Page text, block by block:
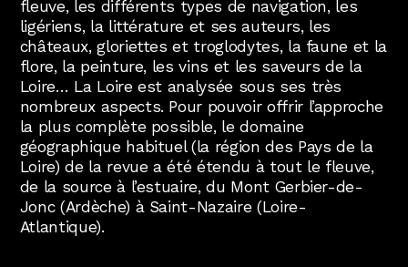
fleuve, les différents types de navigation, les
ligériens, la littérature et ses auteurs, les
châteaux, gloriettes et troglodytes, la faune et la
flore, la peinture, les vins et les saveurs de la
Loire… La Loire est analysée sous ses très
nombreux aspects. Pour pouvoir offrir l’approche
la plus complète possible, le domaine
géographique habituel (la région des Pays de la
Loire) de la revue a été étendu à tout le fleuve,
de la source à l’estuaire, du Mont Gerbier-de-
Jonc (Ardèche) à Saint-Nazaire (Loire-
Atlantique).